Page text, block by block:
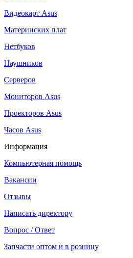
Видеокарт Asus
Материнских плат
Нетбуков
Наушников
Серверов
Мониторов Asus
Проекторов Asus
Часов Asus
Информация
Компьютерная помощь
Вакансии
Отзывы
Написать директору
Вопрос / Ответ
Запчасти оптом и в розницу